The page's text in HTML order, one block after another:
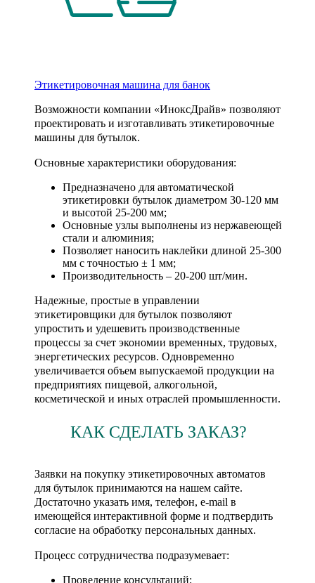
Этикетировочная машина для банок
Возможности компании «ИноксДрайв» позволяют
проектировать и изготавливать этикетировочные
машины для бутылок.
Основные характеристики оборудования:
Предназначено для автоматической
этикетировки бутылок диаметром 30-120 мм
и высотой 25-200 мм;
Основные узлы выполнены из нержавеющей
стали и алюминия;
Позволяет наносить наклейки длиной 25-300
мм с точностью ± 1 мм;
Производительность – 20-200 шт/мин.
Надежные, простые в управлении
этикетировщики для бутылок позволяют
упростить и удешевить производственные
процессы за счет экономии временных, трудовых,
энергетических ресурсов. Одновременно
увеличивается объем выпускаемой продукции на
предприятиях пищевой, алкогольной,
косметической и иных отраслей промышленности.
КАК СДЕЛАТЬ ЗАКАЗ?
Заявки на покупку этикетировочных автоматов
для бутылок принимаются на нашем сайте.
Достаточно указать имя, телефон, e-mail в
имеющейся интерактивной форме и подтвердить
согласие на обработку персональных данных.
Процесс сотрудничества подразумевает:
Проведение консультаций;